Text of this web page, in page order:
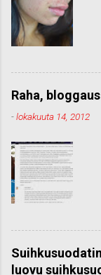
Raha,
-lokakuuta 14, 2012
luovu